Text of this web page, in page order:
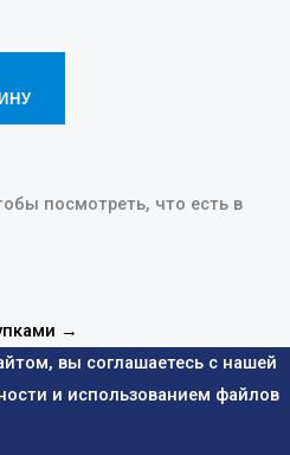
посмотреть, что есть в
→
вы соглашаетесь с нашей
и использованием файлов